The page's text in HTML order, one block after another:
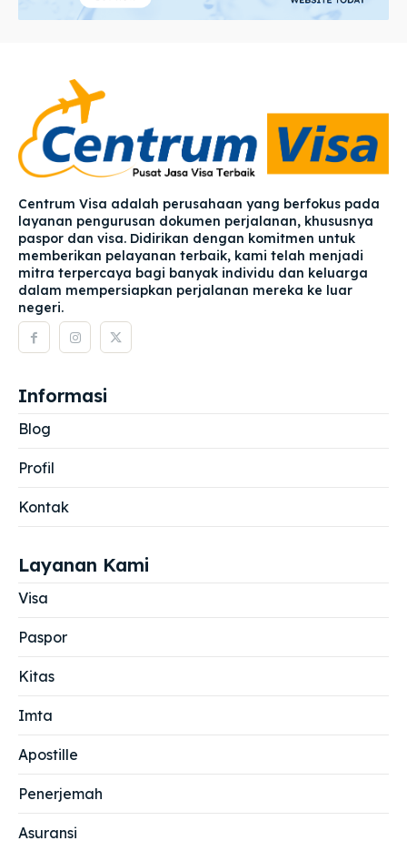
Centrum Visa adalah perusahaan yang berfokus pada
layanan pengurusan dokumen perjalanan, khususnya
paspor dan visa. Didirikan dengan komitmen untuk
memberikan pelayanan terbaik, kami telah menjadi
mitra terpercaya bagi banyak individu dan keluarga
dalam mempersiapkan perjalanan mereka ke luar
negeri.
Informasi
Blog
Profil
Kontak
Layanan Kami
Visa
Paspor
Kitas
Imta
Apostille
Penerjemah
Asuransi